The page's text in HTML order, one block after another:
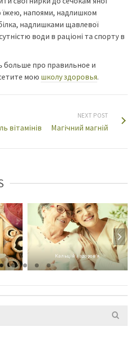
їжею, напоями, надлишком
надлишками щавлевої
води в раціоні та спорту в
больше про правильное и
мою школу здоровья.
вітамінів
NEXT POST
Магічний магній
Кальцій і здоров’я